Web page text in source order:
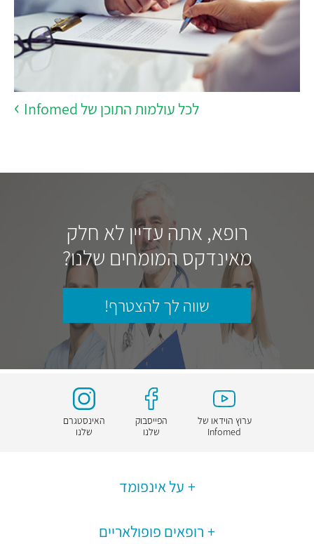
לכל עולמות התוכן של Infomed
רופא, אתה עדיין לא חלק
מאינדקס המומחים שלנו?
שווה לך להצטרף!
ערוץ הוידאו של
Infomed
הפייסבוק
שלנו
האינסטגרם
שלנו
על אינפומד
רופאים פופולאריים